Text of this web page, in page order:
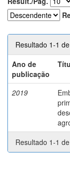
Resultado 1-1
Ano de
publicação
2019
Resultado 1-1